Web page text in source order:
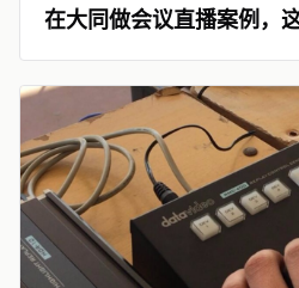
在大同做会议直播案例，